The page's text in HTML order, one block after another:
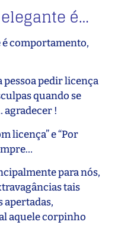
é…
comportamento,
pessoa pedir licença
quando se
agradecer !
licença” e “Por
para nós,
tais
apertadas,
aquele corpinho